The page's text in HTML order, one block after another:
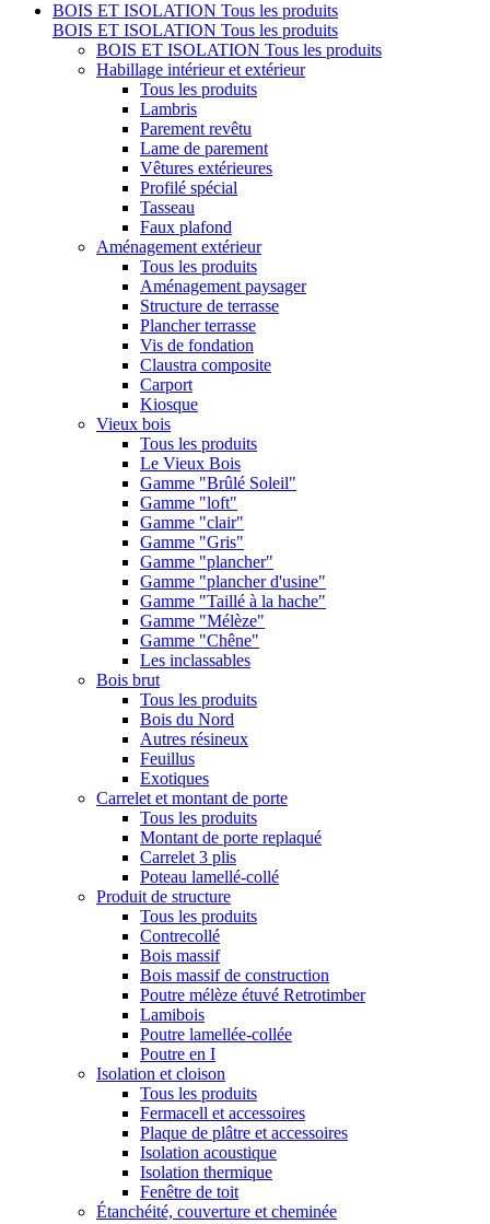
BOIS ET ISOLATION Tous les produits
BOIS ET ISOLATION Tous les produits
BOIS ET ISOLATION Tous les produits
Habillage intérieur et extérieur
Tous les produits
Lambris
Parement revêtu
Lame de parement
Vêtures extérieures
Profilé spécial
Tasseau
Faux plafond
Aménagement extérieur
Tous les produits
Aménagement paysager
Structure de terrasse
Plancher terrasse
Vis de fondation
Claustra composite
Carport
Kiosque
Vieux bois
Tous les produits
Le Vieux Bois
Gamme "Brûlé Soleil"
Gamme "loft"
Gamme "clair"
Gamme "Gris"
Gamme "plancher"
Gamme "plancher d'usine"
Gamme "Taillé à la hache"
Gamme "Mélèze"
Gamme "Chêne"
Les inclassables
Bois brut
Tous les produits
Bois du Nord
Autres résineux
Feuillus
Exotiques
Carrelet et montant de porte
Tous les produits
Montant de porte replaqué
Carrelet 3 plis
Poteau lamellé-collé
Produit de structure
Tous les produits
Contrecollé
Bois massif
Bois massif de construction
Poutre mélèze étuvé Retrotimber
Lamibois
Poutre lamellée-collée
Poutre en I
Isolation et cloison
Tous les produits
Fermacell et accessoires
Plaque de plâtre et accessoires
Isolation acoustique
Isolation thermique
Fenêtre de toit
Étanchéité, couverture et cheminée